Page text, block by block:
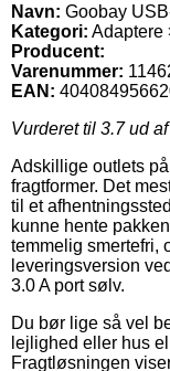
Navn: Goobay
Kategori: Adaptere
Producent:
Varenummer:
EAN:
Vurderet til 3.7ud af
Adskillige outlets
fragtformer. Det
til et
kunne hente
temmelig smertefri,
leveringsversion
3.0 A port sølv.
Du bør lige så vel
lejlighed eller hus
Fragtløsningen